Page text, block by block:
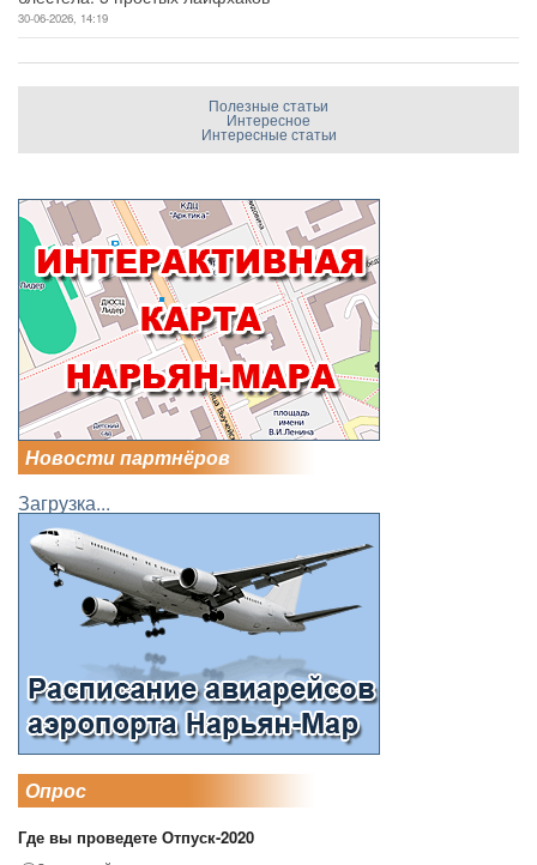
30-06-2026, 14:19
Полезные статьи
Интересное
Интересные статьи
Новости партнёров
Загрузка...
Опрос
Где вы проведете Отпуск-2020